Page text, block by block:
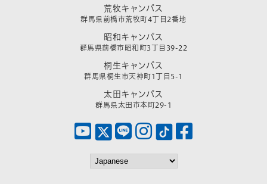
荒牧キャンパス
群馬県前橋市荒牧町4丁目2番地
昭和キャンパス
群馬県前橋市昭和町3丁目39-22
桐生キャンパス
群馬県桐生市天神町1丁目5-1
太田キャンパス
群馬県太田市本町29-1